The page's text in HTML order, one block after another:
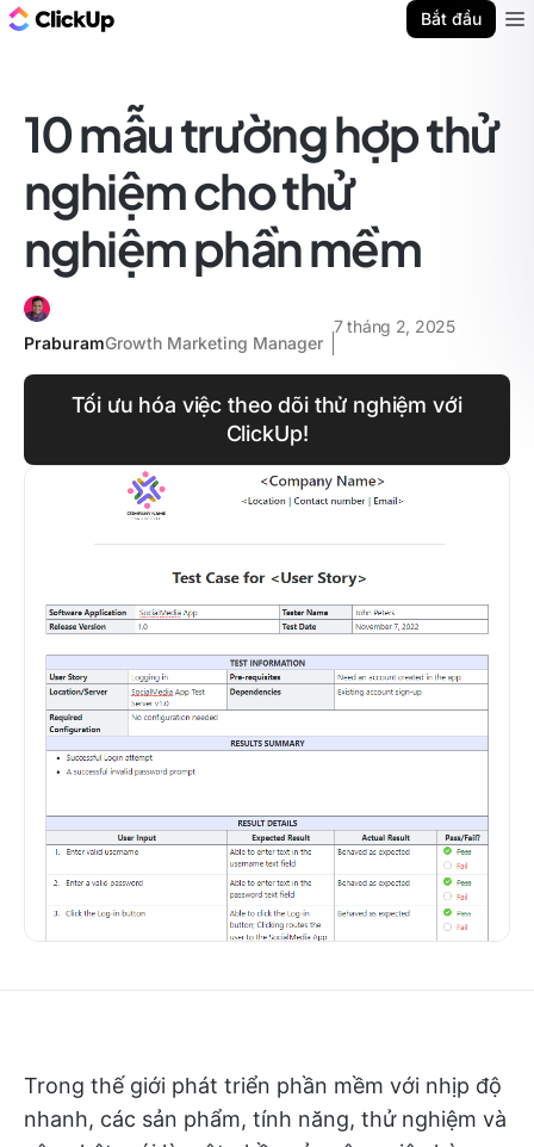
Bắt đầu
10 mẫu trường hợp thử
nghiệm cho thử
nghiệm phần mềm
PraburamGrowth Marketing Manager
7 tháng 2, 2025
Tối ưu hóa việc theo dõi thử nghiệm với
ClickUp!
Trong thế giới phát triển phần mềm với nhịp độ
nhanh, các sản phẩm, tính năng, thử nghiệm và